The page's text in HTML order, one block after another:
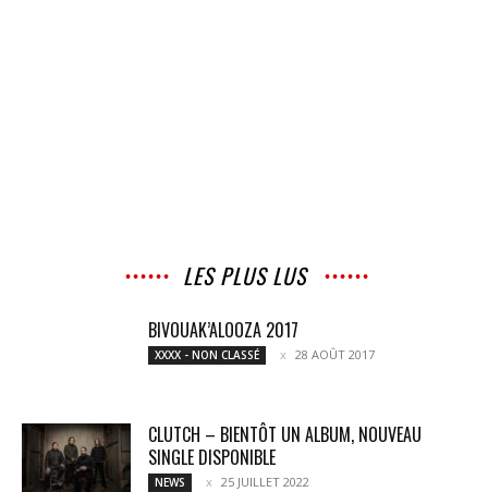
LES PLUS LUS
BIVOUAK’ALOOZA 2017
XXXX - NON CLASSÉ 28 AOÛT 2017
CLUTCH – BIENTÔT UN ALBUM, NOUVEAU
SINGLE DISPONIBLE
NEWS 25 JUILLET 2022